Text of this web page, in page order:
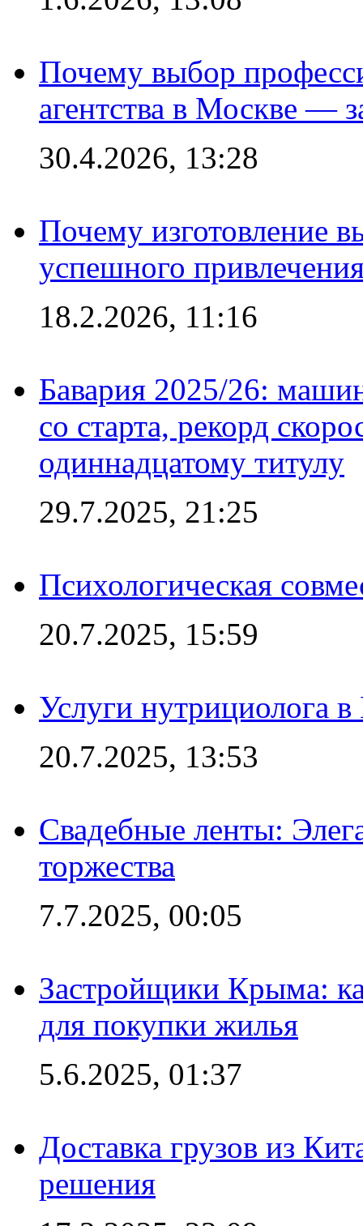
Почему выбор
агентства в Москве —
30.4.2026, 13:28
Почему изготовление
успешного
18.2.2026, 11:16
Бавария 2025/26:
со старта, рекорд
одиннадцатому титулу
29.7.2025, 21:25
Психологическая
20.7.2025, 15:59
Услуги нутрициолога
20.7.2025, 13:53
Свадебные ленты:
торжества
7.7.2025, 00:05
Застройщики Крыма:
для покупки жилья
5.6.2025, 01:37
Доставка грузов из
решения